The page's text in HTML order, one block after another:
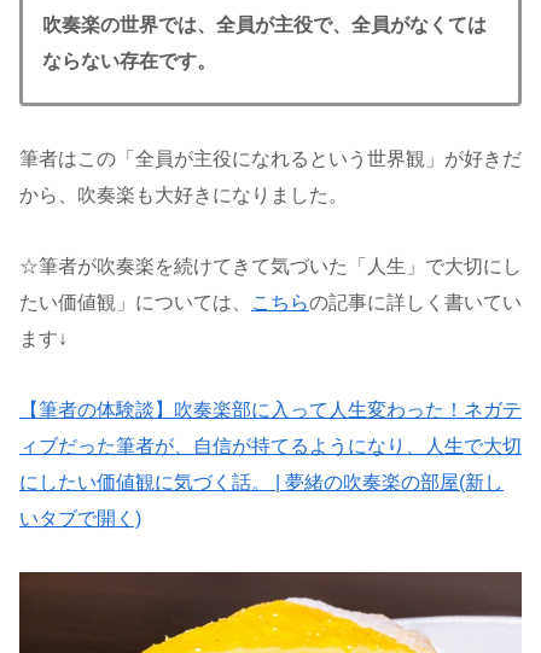
吹奏楽の世界では、全員が主役で、全員がなくては
ならない存在です。
筆者はこの「全員が主役になれるという世界観」が好きだ
から、吹奏楽も大好きになりました。
☆筆者が吹奏楽を続けてきて気づいた「人生」で大切にし
たい価値観」については、
こちらの記事に詳しく書いてい
ます↓
【筆者の体験談】吹奏楽部に入って人生変わった！ネガテ
ィブだった筆者が、自信が持てるようになり、人生で大切
にしたい価値観に気づく話。 | 夢緒の吹奏楽の部屋(新し
いタブで開く)